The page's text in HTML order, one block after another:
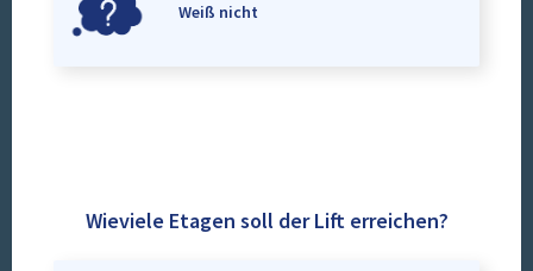
Weiß nicht
Wieviele Etagen soll der Lift erreichen?